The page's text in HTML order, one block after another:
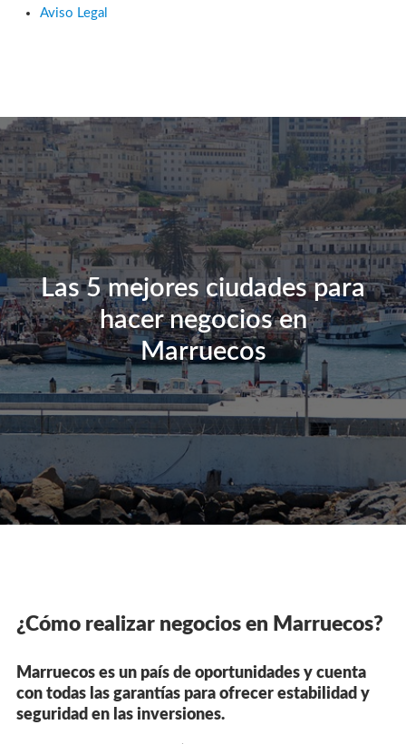
Aviso Legal
Las 5 mejores ciudades para
hacer negocios en
Marruecos
¿Cómo realizar negocios en Marruecos?
Marruecos es un país de oportunidades y cuenta
con todas las garantías para ofrecer estabilidad y
seguridad en las inversiones.